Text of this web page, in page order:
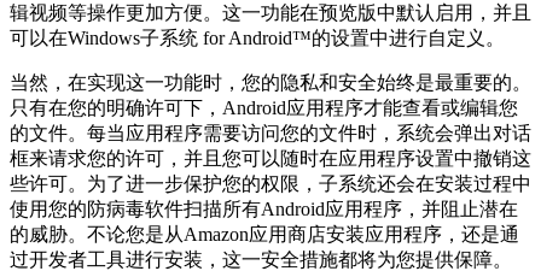
辑视频等操作更加方便。这一功能在预览版中默认启用，并且
可以在Windows子系统 for Android™的设置中进行自定义。
当然，在实现这一功能时，您的隐私和安全始终是最重要的。
只有在您的明确许可下，Android应用程序才能查看或编辑您
的文件。每当应用程序需要访问您的文件时，系统会弹出对话
框来请求您的许可，并且您可以随时在应用程序设置中撤销这
些许可。为了进一步保护您的权限，子系统还会在安装过程中
使用您的防病毒软件扫描所有Android应用程序，并阻止潜在
的威胁。不论您是从Amazon应用商店安装应用程序，还是通
过开发者工具进行安装，这一安全措施都将为您提供保障。